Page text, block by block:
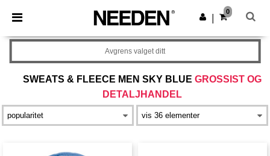
× Needen-app
Bedre priser i appen!
Last ned app
0
SWEATS & FLEECE MEN SKY BLUE GROSSIST OG
DETALJHANDEL
Avgrens valget ditt